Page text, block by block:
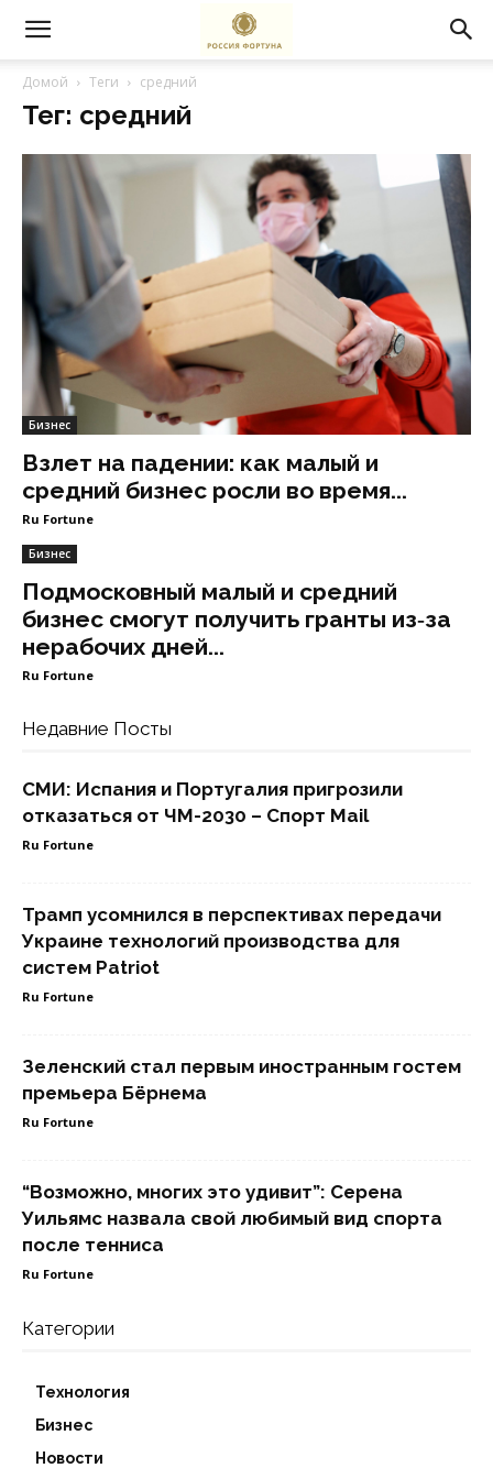
Домой Теги средний
Тег: средний
Бизнес
Взлет на падении: как малый и
средний бизнес росли во время...
Ru Fortune
Бизнес
Подмосковный малый и средний
бизнес смогут получить гранты из‑за
нерабочих дней...
Ru Fortune
Недавние Посты
СМИ: Испания и Португалия пригрозили
отказаться от ЧМ-2030 – Спорт Mail
Ru Fortune
Трамп усомнился в перспективах передачи
Украине технологий производства для
систем Patriot
Ru Fortune
Зеленский стал первым иностранным гостем
премьера Бёрнема
Ru Fortune
“Возможно, многих это удивит”: Серена
Уильямс назвала свой любимый вид спорта
после тенниса
Ru Fortune
Категории
Технология
Бизнес
Новости